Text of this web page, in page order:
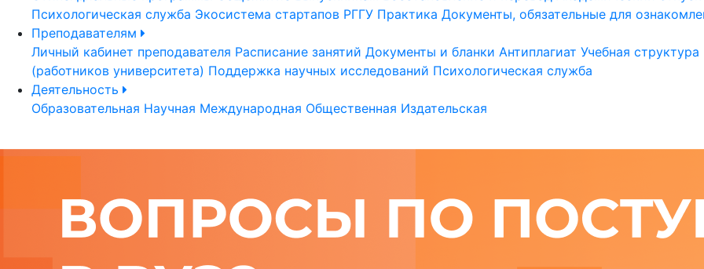
Психологическая служба Экосистема стартапов РГГУ Практика Документы, обязательные для
Преподавателям
Личный кабинет преподавателя Расписание занятий Документы и бланки Антиплагиат Учебная структура
(работников университета) Поддержка научных исследований Психологическая служба
Деятельность
Образовательная Научная Международная Общественная Издательская